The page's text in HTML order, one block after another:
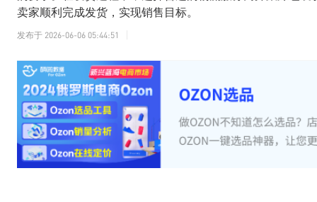
卖家顺利完成发货，实现销售目标。
发布于 2026-06-06 05:44:51